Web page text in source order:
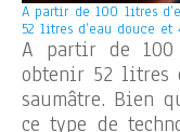
A partir de 100 litres
52 litres d’eau douce et
A partir de
obtenir 52 litres
saumâtre. Bien
ce type de